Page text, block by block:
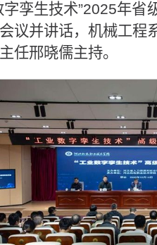
字孪生技术”2025年
议并讲话，机械工程
任邢晓儒主持。